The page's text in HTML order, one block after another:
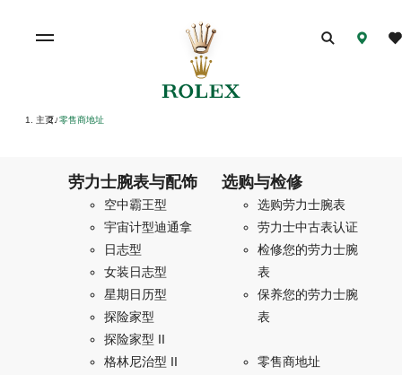
主页/ 零售商地址
劳力士腕表与配饰
空中霸王型
宇宙计型迪通拿
日志型
女装日志型
星期日历型
探险家型
探险家型 II
格林尼治型 II
选购与检修
选购劳力士腕表
劳力士中古表认证
检修您的劳力士腕
表
保养您的劳力士腕
表
零售商地址